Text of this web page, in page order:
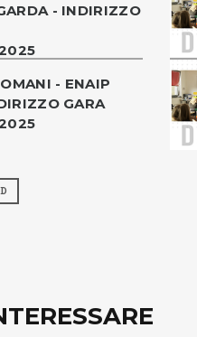
- INDIRIZZO
- ENAIP
GARA